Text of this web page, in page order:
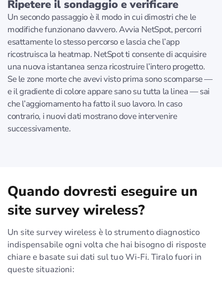
Ripetere il sondaggio e verificare
Un secondo passaggio è il modo in cui dimostri che le
modifiche funzionano davvero. Avvia NetSpot, percorri
esattamente lo stesso percorso e lascia che l’app
ricostruisca la heatmap. NetSpot ti consente di acquisire
una nuova istantanea senza ricostruire l’intero progetto.
Se le zone morte che avevi visto prima sono scomparse —
e il gradiente di colore appare sano su tutta la linea — sai
che l’aggiornamento ha fatto il suo lavoro. In caso
contrario, i nuovi dati mostrano dove intervenire
successivamente.
Quando dovresti eseguire un
site survey wireless?
Un site survey wireless è lo strumento diagnostico
indispensabile ogni volta che hai bisogno di risposte
chiare e basate sui dati sul tuo Wi‑Fi. Tiralo fuori in
queste situazioni: